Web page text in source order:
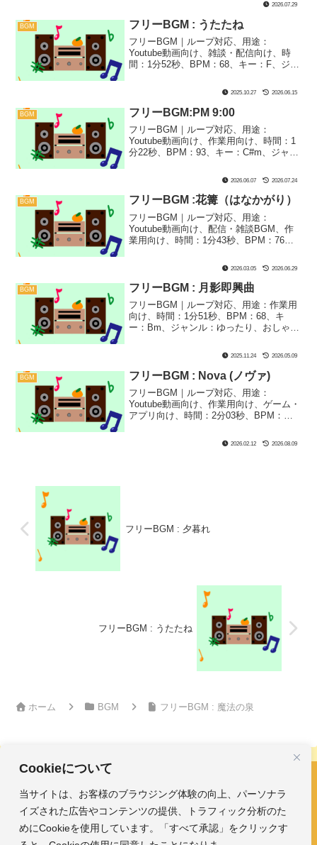
Cookieについて
当サイトは、お客様のブラウジング体験の向上、パーソナラ
イズされた広告やコンテンツの提供、トラフィック分析のた
めにCookieを使用しています。「すべて承認」をクリックす
オーケストラ｜オーケストラ風に仕上げ
た、パレード系な一曲『グランドパレー
ド』のリミックスバージョンです！感謝
祭やフェスティバル、フィナーレのシー
ンなどの楽しくて盛り上がる場面にぴっ
たりです！
2026.07.29
BGM フリーBGM : うたたね
フリーBGM｜ループ対応、用途：
Youtube動画向け、雑談・配信向け、時
間：1分52秒、BPM：68、キー：F、ジャ
かい部屋のお昼寝や雑談っぽいイメージ
です！寝落ちシーンや少し切ないシーン
にぴったり！
2025.10.27 2026.06.15
BGM フリーBGM:PM 9:00
フリーBGM｜ループ対応、用途：
Youtube動画向け、作業用向け、時間：1
分22秒、BPM：93、キー：C#m、ジャン
ージック｜前作の『PM 6:00』に続いて
夜9時、外は真っ暗、帰り道で少し不安に
なりつつも、一応帰ってるような時間を
イメージしました！マイルドなホラゲ実
況や不穏な場面、推理ゲームなどにぴっ
たり！
2026.06.07 2026.07.24
BGM フリーBGM :花篝（はなかがり）
フリーBGM｜ループ対応、用途：
Youtube動画向け、配信・雑談BGM、作
業用向け、時間：1分43秒、BPM：76、
ル：おしゃれ、ゆったり、楽器：和風、
ファンタジー｜ひろば初制作！和風フリ
ーBGMです！お花見シーンとかにぴった
りな1曲に仕上げました！ちなみに、『花
篝（はなかがり）』とは、夜桜を見るた
めの灯火のことらしいです！
2026.03.05 2026.06.29
BGM フリーBGM : 月影即興曲
フリーBGM｜ループ対応、用途：作業用
向け、時間：1分51秒、BPM：68、キ
ー：Bm、ジャンル：ゆったり、おしゃ
夜の部屋の静寂の中、ゲームや静かなシ
2025.11.24 2026.05.09
BGM フリーBGM : Nova (ノヴァ)
フリーBGM｜ループ対応、用途：
Youtube動画向け、作業用向け、ゲーム・
アプリ向け、時間：2分03秒、BPM：
ゆったり、楽器：ピアノ｜おしゃれな作
業向け、静かで壮大なピアノ曲です！
2026.02.12 2026.08.09
フリーBGM : 夕暮れ
フリーBGM : うたたね
ホーム BGM フリーBGM : 魔法の泉
フリーBGM・効果音｜みかんのおんがくひろば
ホーム
おんがく素材